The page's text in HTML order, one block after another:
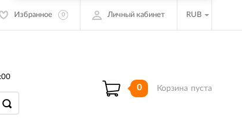
Избранное 0 Личный кабинет RUB
0 Корзина пуста